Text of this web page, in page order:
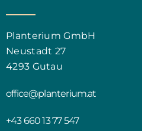
Planterium GmbH
Neustadt 27
4293 Gutau
office@planterium.at
+43 660 13 77 547